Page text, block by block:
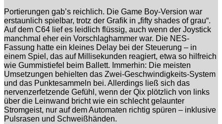
Portierungen gab’s reichlich. Die Game Boy-Version war
erstaunlich spielbar, trotz der Grafik in „fifty shades of grau“.
Auf dem C64 lief es leidlich flüssig, auch wenn der Joystick
manchmal eher ein Vorschlaghammer war. Die NES-
Fassung hatte ein kleines Delay bei der Steuerung – in
einem Spiel, das auf Millisekunden reagiert, etwa so hilfreich
wie Gummistiefel beim Ballett. Immerhin: Die meisten
Umsetzungen behielten das Zwei-Geschwindigkeits-System
und das Punktesammeln bei. Allerdings ließ sich das
nervenzerfetzende Gefühl, wenn der Qix plötzlich von links
über die Leinwand bricht wie ein schlecht gelaunter
Stromgeist, nur auf dem Automaten richtig spüren – inklusive
Pulsrasen und Schweißhänden.